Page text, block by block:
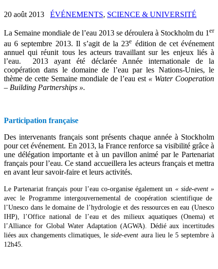
20 août 2013 ÉVÉNEMENTS, SCIENCE & UNIVERSITÉ
La Semaine mondiale de l’eau 2013 se déroulera à Stockholm du 1 er
au 6 septembre 2013. Il s’agit de la 23e édition de cet événement
annuel qui réunit tous les acteurs travaillant sur les enjeux liés à
l’eau. 2013 ayant été déclarée Année internationale de la
coopération dans le domaine de l’eau par les Nations-Unies, le
thème de cette Semaine mondiale de l’eau est « Water Cooperation
– Building Partnerships ».
Participation française
Des intervenants français sont présents chaque année à Stockholm
pour cet événement. En 2013, la France renforce sa visibilité grâce à
une délégation importante et à un pavillon animé par le Partenariat
français pour l’eau. Ce stand accueillera les acteurs français et mettra
en avant leur savoir-faire et leurs activités.
Le Partenariat français pour l’eau co-organise également un « side-event »
avec le Programme intergouvernemental de coopération scientifique de
l’Unesco dans le domaine de l’hydrologie et des ressources en eau (Unesco
IHP), l’Office national de l’eau et des milieux aquatiques (Onema) et
l’Alliance for Global Water Adaptation (AGWA). Dédié aux incertitudes
liées aux changements climatiques, leside-event aura lieu le 5 septembre à
12h45.